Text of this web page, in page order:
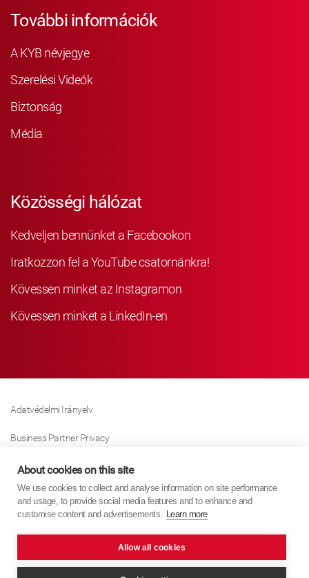
További információk
A KYB névjegye
Szerelési Videók
Biztonság
Média
Közösségi hálózat
Kedveljen bennünket a Facebookon
Iratkozzon fel a YouTube csatornánkra!
Kövessen minket az Instagramon
Kövessen minket a LinkedIn-en
Adatvédelmi Irányelv
Business Partner Privacy
Sütikre Vonatkozó Irányelv
Modern Slavery Act Policy
About cookies on this site
We use cookies to collect and analyse information on site performance
and usage, to provide social media features and to enhance and
customise content and advertisements. Learn more
Allow all cookies